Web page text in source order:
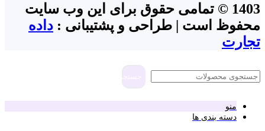
1403 © تمامی حقوق برای این وب سایت
محفوظ است | طراحی و پشتیبانی : داده
تجارت
منو
دسته بندی ها